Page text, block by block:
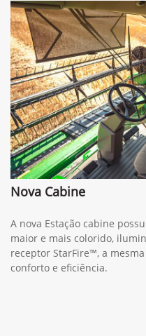
Nova Cabine
A nova Estação cabine
maior e mais colorido,
receptor StarFire™, a
conforto e eficiência.